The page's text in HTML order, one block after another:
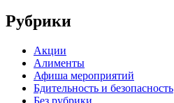
Рубрики
Акции
Алименты
Афиша мероприятий
Бдительность и безопасность
Без рубрики